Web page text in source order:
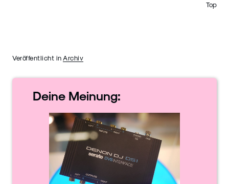
Top
Veröffentlicht in Archiv
Deine Meinung: